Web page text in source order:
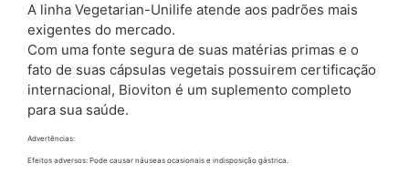
A linha Vegetarian-Unilife atende aos padrões mais
exigentes do mercado.
Com uma fonte segura de suas matérias primas e o
fato de suas cápsulas vegetais possuirem certificação
internacional, Bioviton é um suplemento completo
para sua saúde.
Advertências:
Efeitos adversos: Pode causar náuseas ocasionais e indisposição gástrica.